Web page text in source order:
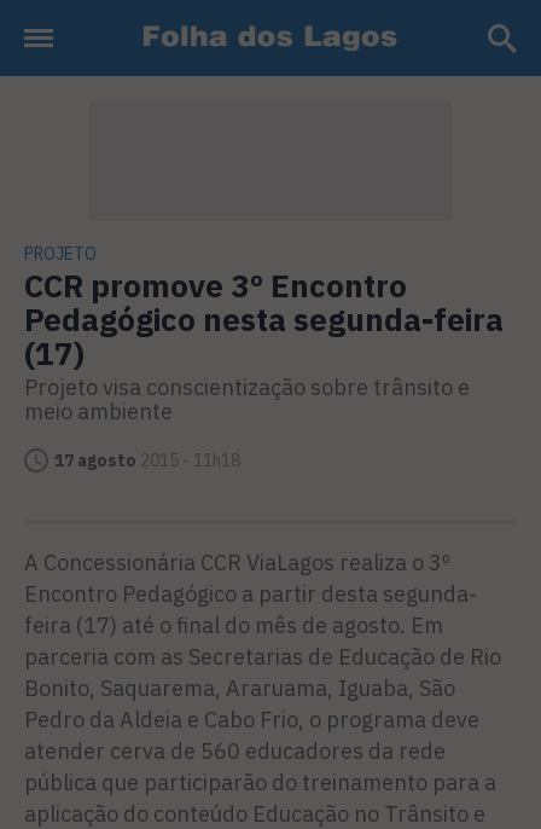
PROJETO
CCR promove 3º Encontro
Pedagógico nesta segunda-feira
(17)
Projeto visa conscientização sobre trânsito e
meio ambiente
17 agosto 2015 - 11h18
A Concessionária CCR ViaLagos realiza o 3º
Encontro Pedagógico a partir desta segunda-
feira (17) até o final do mês de agosto. Em
parceria com as Secretarias de Educação de Rio
Bonito, Saquarema, Araruama, Iguaba, São
Pedro da Aldeia e Cabo Frio, o programa deve
atender cerva de 560 educadores da rede
pública que participarão do treinamento para a
aplicação do conteúdo Educação no Trânsito e